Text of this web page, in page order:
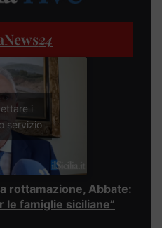
24
i
servizio
rottamazione, Abbate:
le famiglie siciliane”